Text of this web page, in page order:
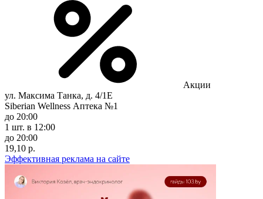
Акции
ул. Максима Танка, д. 4/1Е
Siberian Wellness Аптека №1
до 20:00
1 шт. в 12:00
до 20:00
19,10 р.
Эффективная реклама на сайте